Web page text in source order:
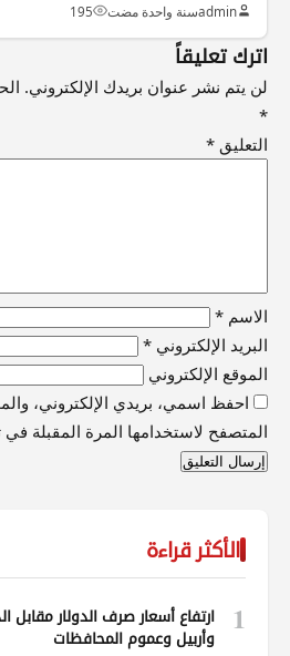
adminسنة واحدة مضت 195
اترك تعليقاً
لن يتم نشر عنوان بريدك الإلكتروني.
*
التعليق *
الاسم *
البريد الإلكتروني *
الموقع الإلكتروني
احفظ اسمي، بريدي الإلكتروني،
المتصفح لاستخدامها المرة المقبلة في
الأكثر قراءة
1
ارتفاع أسعار صرف الدولار مقابل
وأربيل وعموم المحافظات